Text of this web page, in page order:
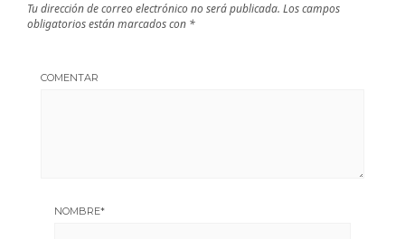
Tu dirección de correo electrónico no será publicada. Los campos
obligatorios están marcados con *
COMENTAR
NOMBRE*